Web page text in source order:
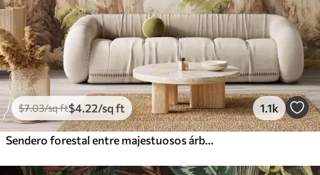
$7.03/sq ft$4 .22/sq ft 1.1k